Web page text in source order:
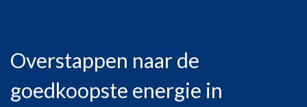
Overstappen naar de
goedkoopste energie in